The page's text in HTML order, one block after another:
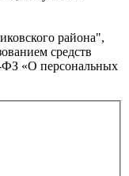
района",
средств
ФЗ «О персональных